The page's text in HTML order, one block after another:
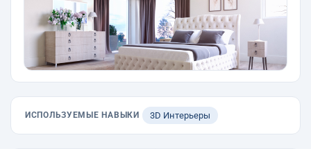
ИСПОЛЬЗУЕМЫЕ НАВЫКИ 3D Интерьеры